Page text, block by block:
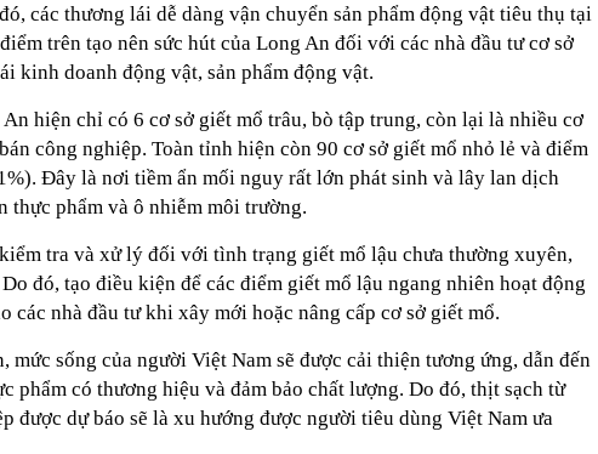
các thương lái dễ dàng vận chuyển sản phẩm động vật tiêu thụ tại
trên tạo nên sức hút của Long An đối với các nhà đầu tư cơ sở
kinh doanh động vật, sản phẩm động vật.
hiện chỉ có 6 cơ sở giết mổ trâu, bò tập trung, còn lại là nhiều cơ
công nghiệp. Toàn tỉnh hiện còn 90 cơ sở giết mổ nhỏ lẻ và điểm
Đây là nơi tiềm ẩn mối nguy rất lớn phát sinh và lây lan dịch
thực phẩm và ô nhiễm môi trường.
tra và xử lý đối với tình trạng giết mổ lậu chưa thường xuyên,
đó, tạo điều kiện để các điểm giết mổ lậu ngang nhiên hoạt động
các nhà đầu tư khi xây mới hoặc nâng cấp cơ sở giết mổ.
mức sống của người Việt Nam sẽ được cải thiện tương ứng, dẫn đến
phẩm có thương hiệu và đảm bảo chất lượng. Do đó, thịt sạch từ
được dự báo sẽ là xu hướng được người tiêu dùng Việt Nam ưa